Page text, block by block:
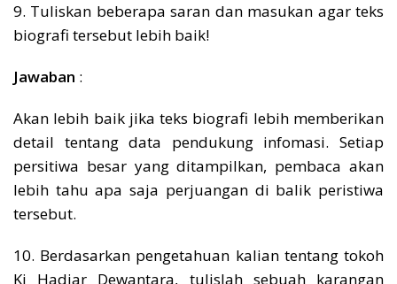
9. Tuliskan beberapa saran dan masukan agar teks
biografi tersebut lebih baik!
Jawaban :
Akan lebih baik jika teks biografi lebih memberikan
detail tentang data pendukung infomasi. Setiap
persitiwa besar yang ditampilkan, pembaca akan
lebih tahu apa saja perjuangan di balik peristiwa
tersebut.
10. Berdasarkan pengetahuan kalian tentang tokoh
Ki Hadjar Dewantara, tulislah sebuah karangan